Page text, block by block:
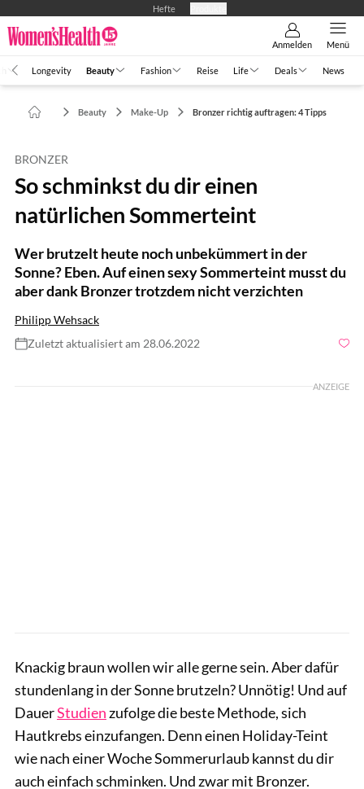
Hefte
Anmelden Menü
Longevity Beauty Fashion Reise Life Deals News
Beauty Make-Up Bronzer richtig auftragen: 4 Tipps
BRONZER
So schminkst du dir einen
natürlichen Sommerteint
Wer brutzelt heute noch unbekümmert in der
Sonne? Eben. Auf einen sexy Sommerteint musst du
aber dank Bronzer trotzdem nicht verzichten
Philipp Wehsack
Zuletzt aktualisiert am 28.06.2022
ANZEIGE
Knackig braun wollen wir alle gerne sein. Aber dafür
stundenlang in der Sonne brutzeln? Unnötig! Und auf
DauerStudienzufolge die beste Methode, sich
Hautkrebs einzufangen. Denn einen Holiday-Teint
wie nach einer Woche Sommerurlaub kannst du dir
auch einfach schminken. Und zwar mit Bronzer.